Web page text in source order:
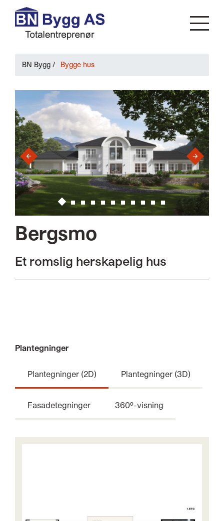
BN Bygg / Bygge hus
‹ ›
Bergsmo
Et romslig herskapelig hus
Plantegninger
Plantegninger (2D) Plantegninger (3D)
Fasadetegninger 360º-visning